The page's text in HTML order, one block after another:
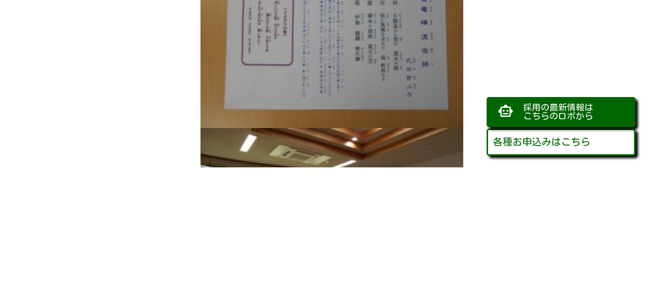
各種お申込みはこちら
smart_toy
採用の最新情報は
こちらのロボから